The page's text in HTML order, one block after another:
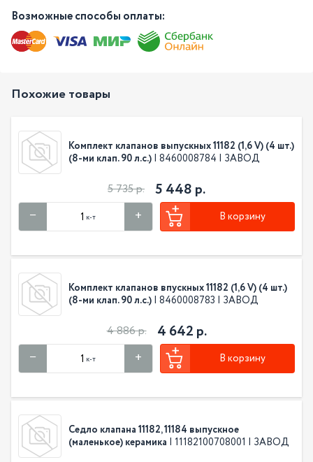
Возможные способы оплаты:
Похожие товары
Комплект клапанов выпускных 11182 (1,6 V) (4 шт.)
(8-ми клап. 90 л.с.) | 8460008784 | ЗАВОД
5 735 р. 5 448 р.
к-т В корзину
Комплект клапанов впускных 11182 (1,6 V) (4 шт.)
(8-ми клап. 90 л.с.) | 8460008783 | ЗАВОД
4 886 р. 4 642 р.
к-т В корзину
Седло клапана 11182, 11184 выпускное
(маленькое) керамика | 11182100708001 | ЗАВОД